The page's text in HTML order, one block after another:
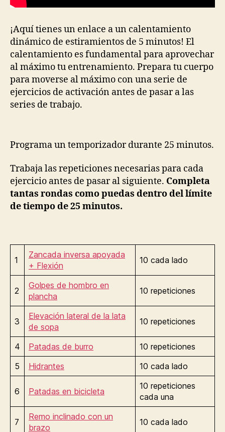
¡Aquí tienes un enlace a un calentamiento
dinámico de estiramientos de 5 minutos! El
calentamiento es fundamental para aprovechar
al máximo tu entrenamiento. Prepara tu cuerpo
para moverse al máximo con una serie de
ejercicios de activación antes de pasar a las
series de trabajo.
Programa un temporizador durante 25 minutos.
Trabaja las repeticiones necesarias para cada
ejercicio antes de pasar al siguiente. Completa
tantas rondas como puedas dentro del límite
de tiempo de 25 minutos.
1
Zancada inversa apoyada
+ Flexión
10 cada lado
2
Golpes de hombro en
plancha
10 repeticiones
3
Elevación lateral de la lata
de sopa
10 repeticiones
4 Patadas de burro
10 repeticiones
5
Hidrantes 10 cada lado
6 Patadas en bicicleta
10 repeticiones
cada una
7
Remo inclinado con un
brazo
10 cada lado